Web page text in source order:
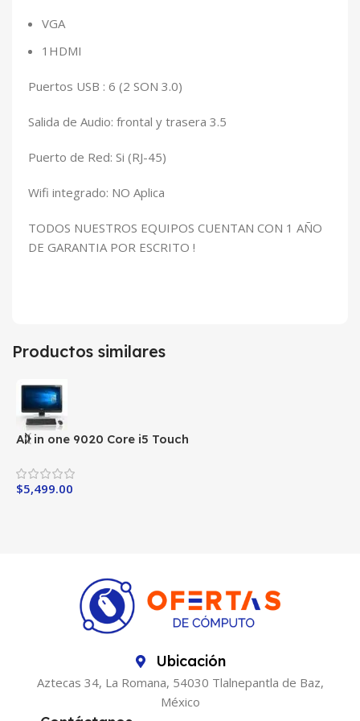
VGA
1HDMI
Puertos USB : 6 (2 SON 3.0)
Salida de Audio: frontal y trasera 3.5
Puerto de Red: Si (RJ-45)
Wifi integrado: NO Aplica
TODOS NUESTROS EQUIPOS CUENTAN CON 1 AÑO
DE GARANTIA POR ESCRITO !
Productos similares
All in one 9020 Core i5 Touch
$5,499.00
Ubicación
Aztecas 34, La Romana, 54030 Tlalnepantla de Baz,
México